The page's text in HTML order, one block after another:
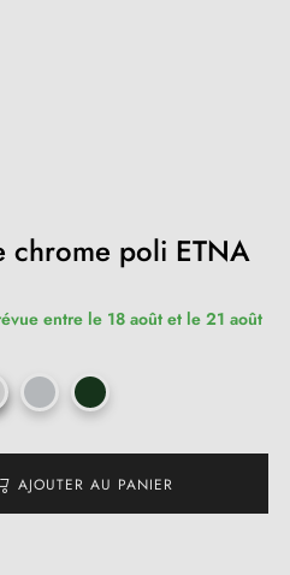
chrome poli ETNA
entre le 18 août et le 21 août
AJOUTER AU PANIER